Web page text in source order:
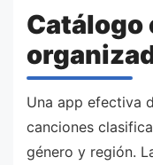
Catálogo
Una app efectiva
canciones
género y región.